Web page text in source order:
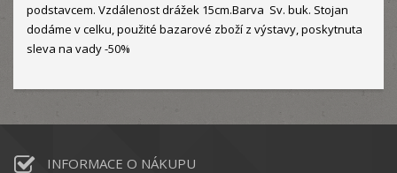
podstavcem. Vzdálenost drážek 15cm.Barva Sv. buk. Stojan
dodáme v celku, použité bazarové zboží z výstavy, poskytnuta
sleva na vady -50%
INFORMACE O NÁKUPU